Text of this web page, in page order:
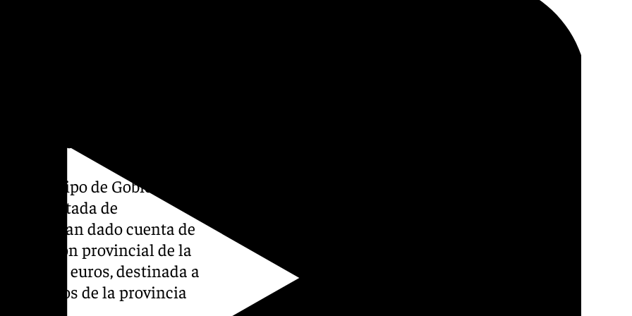
de euros adicionales
apuesta por mejorar
Equipo de Gobierno de
a la diputada de
Rica, han dado cuenta de
institución provincial de la
euros, destinada a
de la provincia